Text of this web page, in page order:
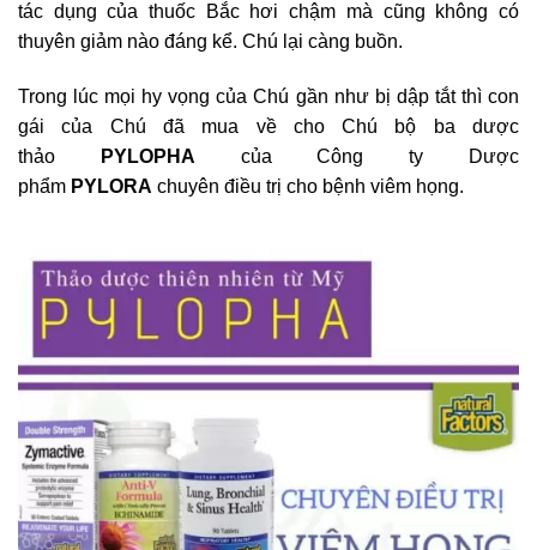
tác dụng của thuốc Bắc hơi chậm mà cũng không có
thuyên giảm nào đáng kể. Chú lại càng buồn.
Trong lúc mọi hy vọng của Chú gần như bị dập tắt thì con
gái của Chú đã mua về cho Chú bộ ba dược
thảo
PYLOPHA của Công ty Dược
phẩm PYLORA chuyên điều trị cho bệnh viêm họng.